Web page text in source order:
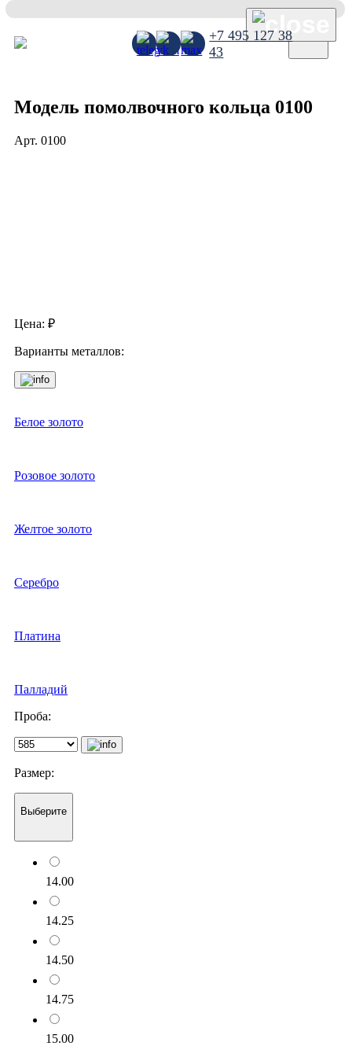
+7 495 127 38
43
Модель помолвочного кольца 0100
Арт. 0100
Цена: ₽
Варианты металлов:
Белое золото
Розовое золото
Желтое золото
Серебро
Платина
Палладий
Проба:
Размер:
Выберите
14.00
14.25
14.50
14.75
15.00
×